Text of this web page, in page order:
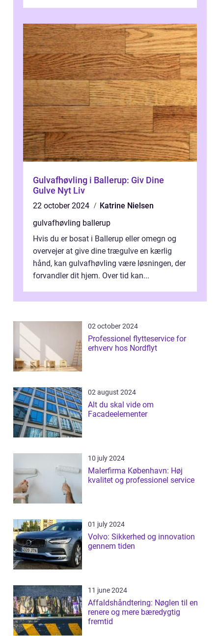
Gulvafhøvling i Ballerup: Giv Dine
Gulve Nyt Liv
22 october 2024
Katrine Nielsen
gulvafhøvling ballerup
Hvis du er bosat i Ballerup eller omegn og
overvejer at give dine trægulve en kærlig
hånd, kan gulvafhøvling være løsningen, der
forvandler dit hjem. Over tid kan...
02 october 2024
Professionel flytteservice for
erhverv hos Nordflyt
02 august 2024
Alt du skal vide om
Facadeelementer
10 july 2024
Malerfirma København: Høj
kvalitet og professionel service
01 july 2024
Volvo: Sikkerhed og innovation
gennem tiden
11 june 2024
Affaldshåndtering: Nøglen til en
renere og mere bæredygtig
fremtid